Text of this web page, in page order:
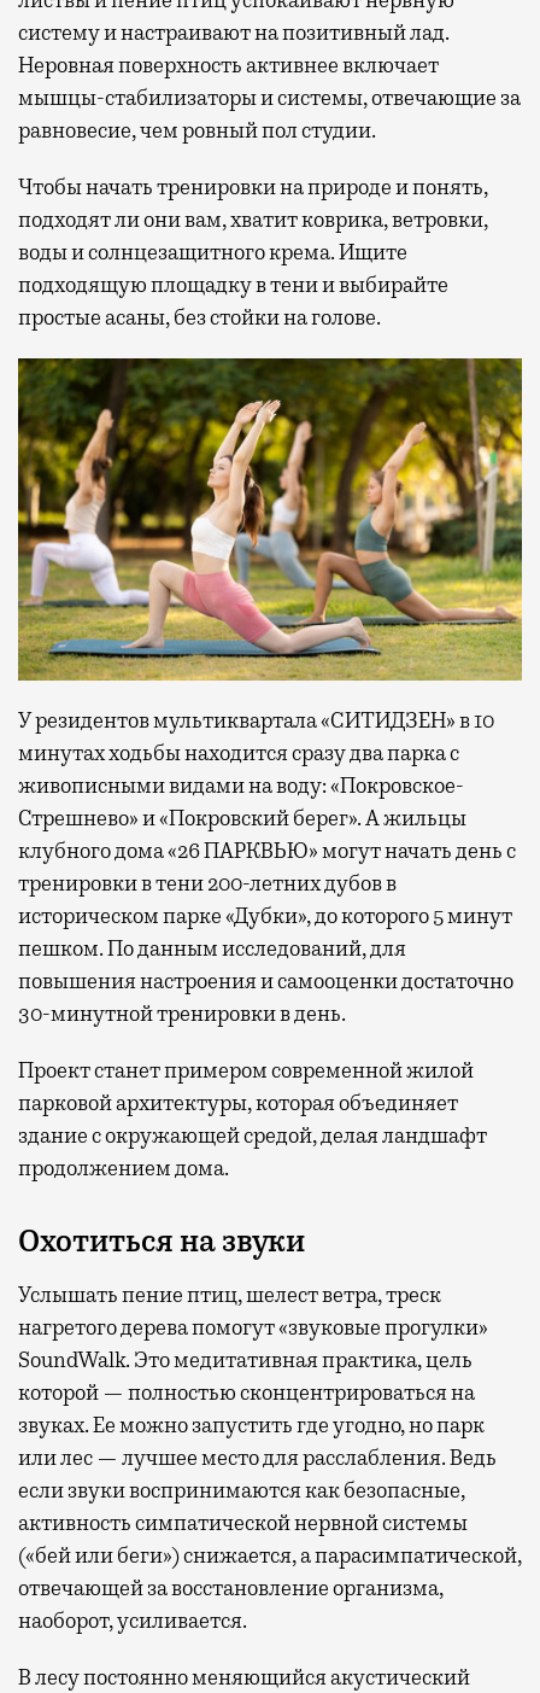
систему и настраивают на позитивный лад.
Неровная поверхность активнее включает
мышцы-стабилизаторы и системы, отвечающие за
равновесие, чем ровный пол студии.
Чтобы начать тренировки на природе и понять,
подходят ли они вам, хватит коврика, ветровки,
воды и солнцезащитного крема. Ищите
подходящую площадку в тени и выбирайте
простые асаны, без стойки на голове.
У резидентов мультиквартала «СИТИДЗЕН» в 10
минутах ходьбы находится сразу два парка с
живописными видами на воду: «Покровское-
Стрешнево» и «Покровский берег». А жильцы
клубного дома «26 ПАРКВЬЮ» могут начать день с
тренировки в тени 200-летних дубов в
историческом парке «Дубки», до которого 5 минут
пешком. По данным исследований, для
повышения настроения и самооценки достаточно
30-минутной тренировки в день.
Проект станет примером современной жилой
парковой архитектуры, которая объединяет
здание с окружающей средой, делая ландшафт
продолжением дома.
Охотиться на звуки
Услышать пение птиц, шелест ветра, треск
нагретого дерева помогут «звуковые прогулки»
SoundWalk. Это медитативная практика, цель
которой — полностью сконцентрироваться на
звуках. Ее можно запустить где угодно, но парк
или лес — лучшее место для расслабления. Ведь
если звуки воспринимаются как безопасные,
активность симпатической нервной системы
(«бей или беги») снижается, а парасимпатической,
отвечающей за восстановление организма,
наоборот, усиливается.
В лесу постоянно меняющийся акустический